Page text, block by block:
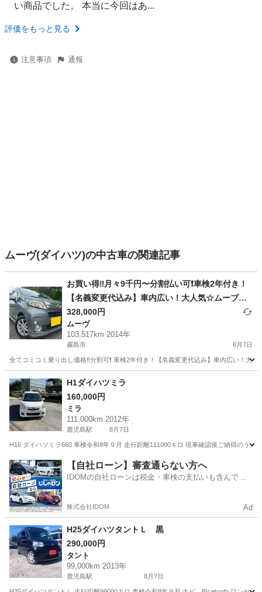
い商品でした。 本当に今回はあ...
評価をもっと見る
注意事項 通報
ムーヴ(ダイハツ)の中古車の関連記事
お買い得‼️月々9千円〜分割払い可❗️車検2年付き！
【名義変更代込み】車内広い！大人気☆ムーブカ
スタム☆Bluetoothナビ付き☆走行中DVD見れま
す☆ETC付き☆フルオートエアコン☆ドライブレ
コーダー付きのフル装備☆純正アルミ☆そのまま
328,000円
ムーヴ
103,517km 2014年
霧島市 8月7日
全てコミコミ乗り出し価格‼️分割可❗️ 車検2年付き！【名義変更代込み】車内広い！
鹿児島 霧島市 ムーヴ
H1ダイハツミラ
160,000円
ミラ
111,000km 2012年
鹿児島駅 8月7日
H16 ダイハツミラ660 車検令和8年９月 走行距離111000キロ 現車確認後ご納得のう
鹿児島 鹿児島市 鹿児島駅 ミラ
【自社ローン】審査通らない方へ
IDOMの自社ローンは税金・車検の支払いも含んでい
株式会社IDOM Ad
H25ダイハツタントＬ 黒
290,000円
タント
99,000km 2013年
鹿児島駅 8月7日